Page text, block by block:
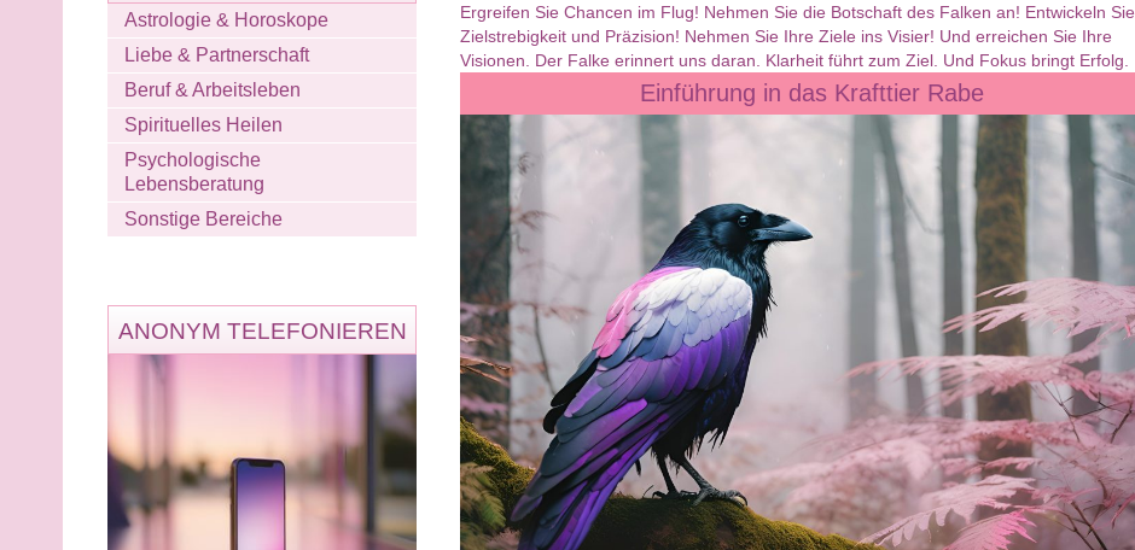
Astrologie & Horoskope
Liebe & Partnerschaft
Beruf & Arbeitsleben
Spirituelles Heilen
Psychologische
Lebensberatung
Sonstige Bereiche
ANONYM TELEFONIEREN
Ergreifen Sie Chancen im Flug! Nehmen Sie die Botschaft des Falken an! Entwickeln Sie
Zielstrebigkeit und Präzision! Nehmen Sie Ihre Ziele ins Visier! Und erreichen Sie Ihre
Visionen. Der Falke erinnert uns daran. Klarheit führt zum Ziel. Und Fokus bringt Erfolg.
Einführung in das Krafttier Rabe